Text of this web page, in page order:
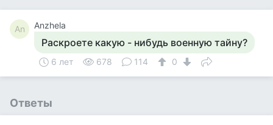
An Anzhela
Раскроете какую - нибудь военную тайну?
6 лет 678 114 0
Ответы